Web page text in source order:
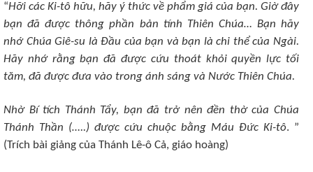
“Hỡi các Ki-tô hữu, hãy ý thức về phẩm giá của bạn. Giờ đây
bạn đã được thông phần bản tính Thiên Chúa… Bạn hãy
nhớ Chúa Giê-su là Đầu của bạn và bạn là chi thể của Ngài.
Hãy nhớ rằng bạn đã được cứu thoát khỏi quyền lực tối
tăm, đã được đưa vào trong ánh sáng và Nước Thiên Chúa.
Nhờ Bí tích Thánh Tẩy, bạn đã trở nên đền thờ của Chúa
Thánh Thần (…..) được cứu chuộc bằng Máu Đức Ki-tô. ”
(Trích bài giảng của Thánh Lê-ô Cả, giáo hoàng)